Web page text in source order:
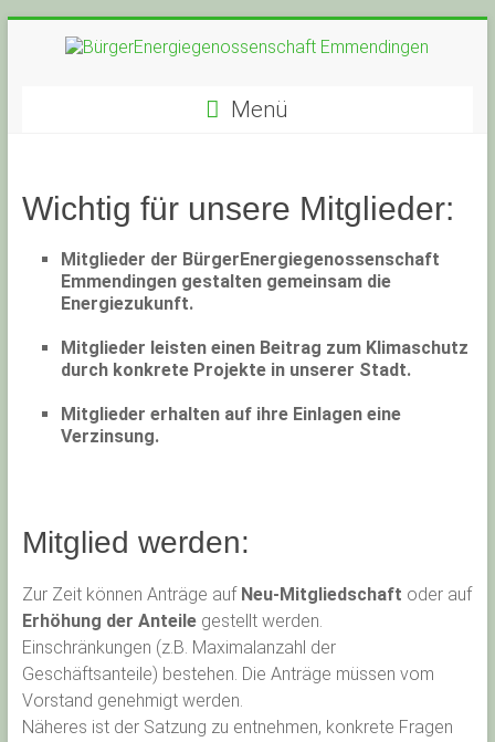
Emmendingen
Menü
Wichtig für unsere Mitglieder:
Mitglieder der BürgerEnergiegenossenschaft
Emmendingen gestalten gemeinsam die
Energiezukunft.
Mitglieder leisten einen Beitrag zum Klimaschutz
durch konkrete Projekte in unserer Stadt.
Mitglieder erhalten auf ihre Einlagen eine
Verzinsung.
Mitglied werden:
Zur Zeit können Anträge auf Neu-Mitgliedschaft oder auf
Erhöhung der Anteilegestellt werden.
Einschränkungen (z.B. Maximalanzahl der
Geschäftsanteile) bestehen. Die Anträge müssen vom
Vorstand genehmigt werden.
Näheres ist der Satzung zu entnehmen, konkrete Fragen